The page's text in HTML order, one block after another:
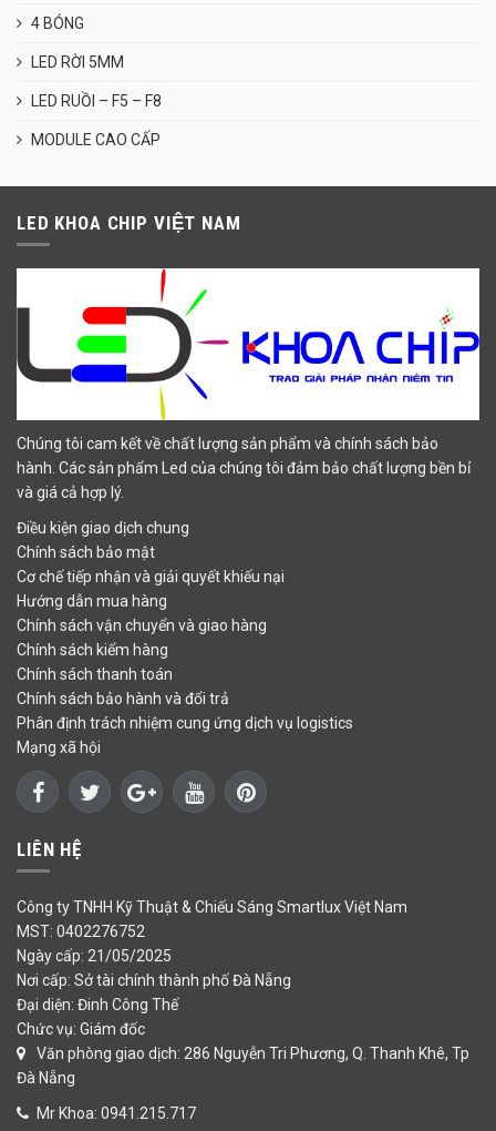
4 BÓNG
LED RỜI 5MM
LED RUỒI – F5 – F8
MODULE CAO CẤP
LED KHOA CHIP VIỆT NAM
Chúng tôi cam kết về chất lượng sản phẩm và chính sách bảo
hành. Các sản phẩm Led của chúng tôi đảm bảo chất lượng bền bỉ
và giá cả hợp lý.
Điều kiện giao dịch chung
Chính sách bảo mật
Cơ chế tiếp nhận và giải quyết khiếu nại
Hướng dẫn mua hàng
Chính sách vận chuyển và giao hàng
Chính sách kiểm hàng
Chính sách thanh toán
Chính sách bảo hành và đổi trả
Phân định trách nhiệm cung ứng dịch vụ logistics
Mạng xã hội
LIÊN HỆ
Công ty TNHH Kỹ Thuật & Chiếu Sáng Smartlux Việt Nam
MST: 0402276752
Ngày cấp: 21/05/2025
Nơi cấp: Sở tài chính thành phố Đà Nẵng
Đại diện: Đinh Công Thế
Chức vụ: Giám đốc
Văn phòng giao dịch: 286 Nguyễn Tri Phương, Q. Thanh Khê, Tp
Đà Nẵng
Mr Khoa: 0941.215.717